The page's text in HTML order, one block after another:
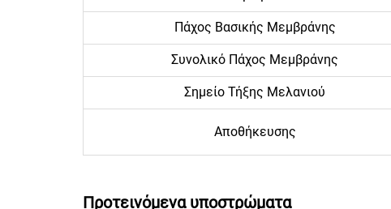
Πάχος Βασικής Μεμβράνης
Συνολικό Πάχος Μεμβράνης
Σημείο Τήξης Μελανιού
Αποθήκευσης
Προτεινόμενα υποστρώματα